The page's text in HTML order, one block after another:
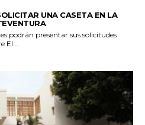
UNA CASETA EN LA
podrán presentar sus solicitudes
hasta el próximo 11 de septiembre El...